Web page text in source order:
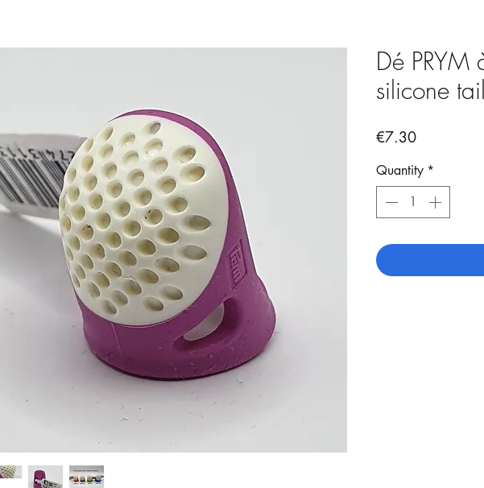
Dé PRYM
silicone
€7.30Price
Quantity *